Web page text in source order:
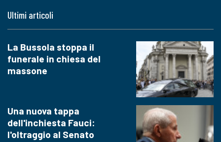
Ultimi articoli
La Bussola stoppa il
funerale in chiesa del
massone
Una nuova tappa
dell'inchiesta Fauci:
l'oltraggio al Senato